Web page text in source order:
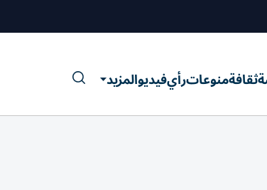
ثقافةمنوعاترأيفيديوالمزيد